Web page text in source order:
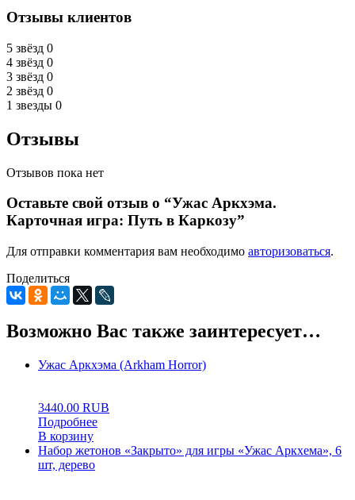
Отзывы клиентов
5 звёзд 0
4 звёзд 0
3 звёзд 0
2 звёзд 0
1 звезды 0
Отзывы
Отзывов пока нет
Оставьте свой отзыв о “Ужас Аркхэма.
Карточная игра: Путь в Каркозу”
Для отправки комментария вам необходимо авторизоваться.
Поделиться
Возможно Вас также заинтересует…
Ужас Аркхэма (Arkham Horror)
3440.00 RUB
Подробнее
В корзину
Набор жетонов «Закрыто» для игры «Ужас Аркхема», 6
шт, дерево